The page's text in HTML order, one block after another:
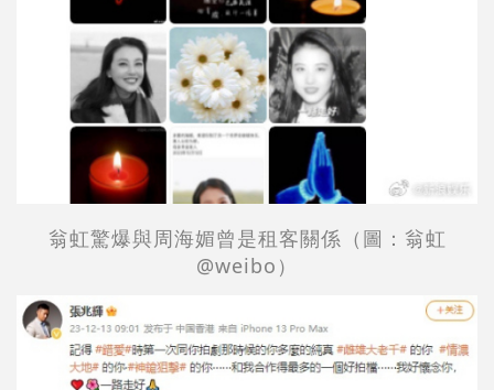
翁虹驚爆與周海媚曾是租客關係（圖： 翁虹
@weibo）